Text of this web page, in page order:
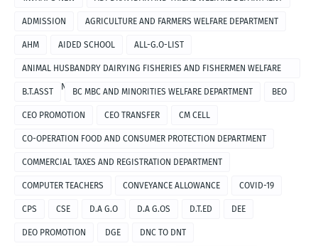
ADMISSION AGRICULTURE AND FARMERS WELFARE DEPARTMENT
AHM AIDED SCHOOL ALL-G.O-LIST
ANIMAL HUSBANDRY DAIRYING FISHERIES AND FISHERMEN WELFARE
DEPARTMENT
B.T.ASST BC MBC AND MINORITIES WELFARE DEPARTMENT BEO
CEO PROMOTION CEO TRANSFER CM CELL
CO-OPERATION FOOD AND CONSUMER PROTECTION DEPARTMENT
COMMERCIAL TAXES AND REGISTRATION DEPARTMENT
COMPUTER TEACHERS CONVEYANCE ALLOWANCE COVID-19
CPS CSE D.A G.O D.A G.OS D.T.ED DEE
DEO PROMOTION DGE DNC TO DNT